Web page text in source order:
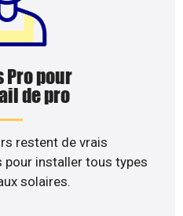
Pro pour
de pro
restent de vrais
installer tous types
solaires.